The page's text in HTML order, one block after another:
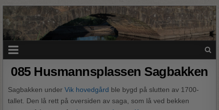
085 Husmannsplassen Sagbakken
Sagbakken underVik hovedgård ble bygd på slutten av 1700-
tallet. Den lå rett på oversiden av saga, som lå ved bekken